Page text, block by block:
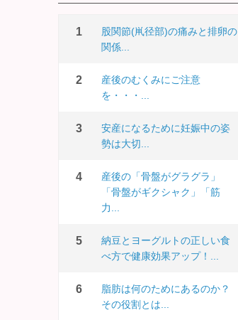
股関節(鼡径部)の痛みと排卵の
関係...
産後のむくみにご注意
を・・・...
安産になるために妊娠中の姿
勢は大切...
産後の「骨盤がグラグラ」
「骨盤がギクシャク」「筋
力...
納豆とヨーグルトの正しい食
べ方で健康効果アップ！...
脂肪は何のためにあるのか？
その役割とは...